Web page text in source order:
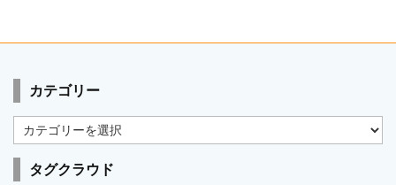
カテゴリー
テ
ゴ タグクラウド